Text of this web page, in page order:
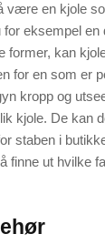
være en kjole
eksempel
former, kan
for en som er
kropp og
kjole. De kan
staben i
finne ut hvilke